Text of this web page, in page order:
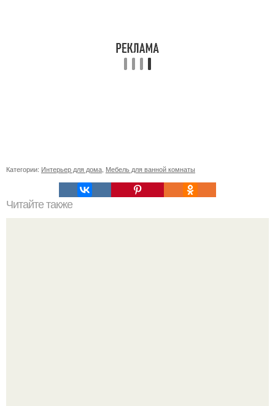
Категории: Интерьер для дома Мебель для ванной комнаты
Читайте также